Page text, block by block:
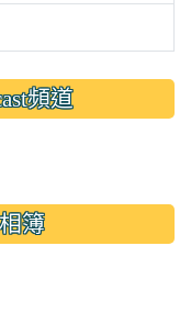
頻道
簿